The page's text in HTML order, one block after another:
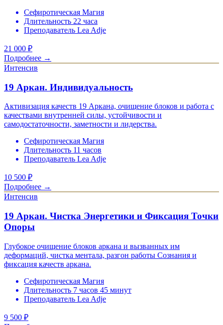
Сефиротическая Магия
Длительность 22 часа
Преподаватель Lea Adje
21 000 ₽
Подробнее →
Интенсив
19 Аркан. Индивидуальность
Активизация качеств 19 Аркана, очищение блоков и работа с
качествами внутренней силы, устойчивости и
самодостаточности, заметности и лидерства.
Сефиротическая Магия
Длительность 11 часов
Преподаватель Lea Adje
10 500 ₽
Подробнее →
Интенсив
19 Аркан. Чистка Энергетики и Фиксация Точки
Опоры
Глубокое очищение блоков аркана и вызванных им
деформаций, чистка ментала, разгон работы Сознания и
фиксация качеств аркана.
Сефиротическая Магия
Длительность 7 часов 45 минут
Преподаватель Lea Adje
9 500 ₽